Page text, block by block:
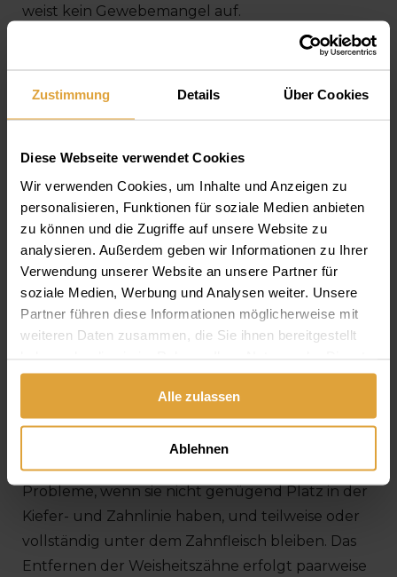
Zustimmung Details Über Cookies
Diese Webseite verwendet Cookies
Wir verwenden Cookies, um Inhalte und Anzeigen zu
personalisieren, Funktionen für soziale Medien anbieten
zu können und die Zugriffe auf unsere Website zu
analysieren. Außerdem geben wir Informationen zu Ihrer
Verwendung unserer Website an unsere Partner für
soziale Medien, Werbung und Analysen weiter. Unsere
Partner führen diese Informationen möglicherweise mit
weiteren Daten zusammen, die Sie ihnen bereitgestellt
haben oder die sie im Rahmen Ihrer Nutzung der Dienste
gesammelt haben.
Alle zulassen
Ablehnen
weist kein Gewebemangel auf.
DIE PROBLEMATISCHEN
ACHTER
Die Fachärzte widmen den Weisheitszähnen (also
den Achtern) besondere Aufmerksamkeit. Es ist
komplizierter, an sie heranzukommen, nach der
Entfernung muss man mit einer längeren
Heilungszeit und eventuell mit Komplikation
rechnen. Heutzutage ist man der Ansicht, dass
Weisheitszähne ein Überbleibsel der Evolution
sind - man braucht sie weder zum Beißen noch
und können bzw. sollen ohne weiteres entfernt
werden.
Die Achter verursachen vor allem dann
Probleme, wenn sie nicht genügend Platz in der
Kiefer- und Zahnlinie haben, und teilweise oder
vollständig unter dem Zahnfleisch bleiben. Das
Entfernen der Weisheitszähne erfolgt paarweise